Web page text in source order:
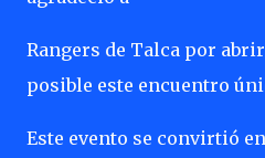
Rangers de Talca por
posible este encuentro
Este evento se convirtió